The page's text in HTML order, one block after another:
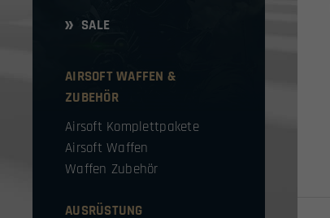
SALE
AIRSOFT WAFFEN &
ZUBEHÖR
Airsoft Komplettpakete
Airsoft Waffen
Waffen Zubehör
AUSRÜSTUNG